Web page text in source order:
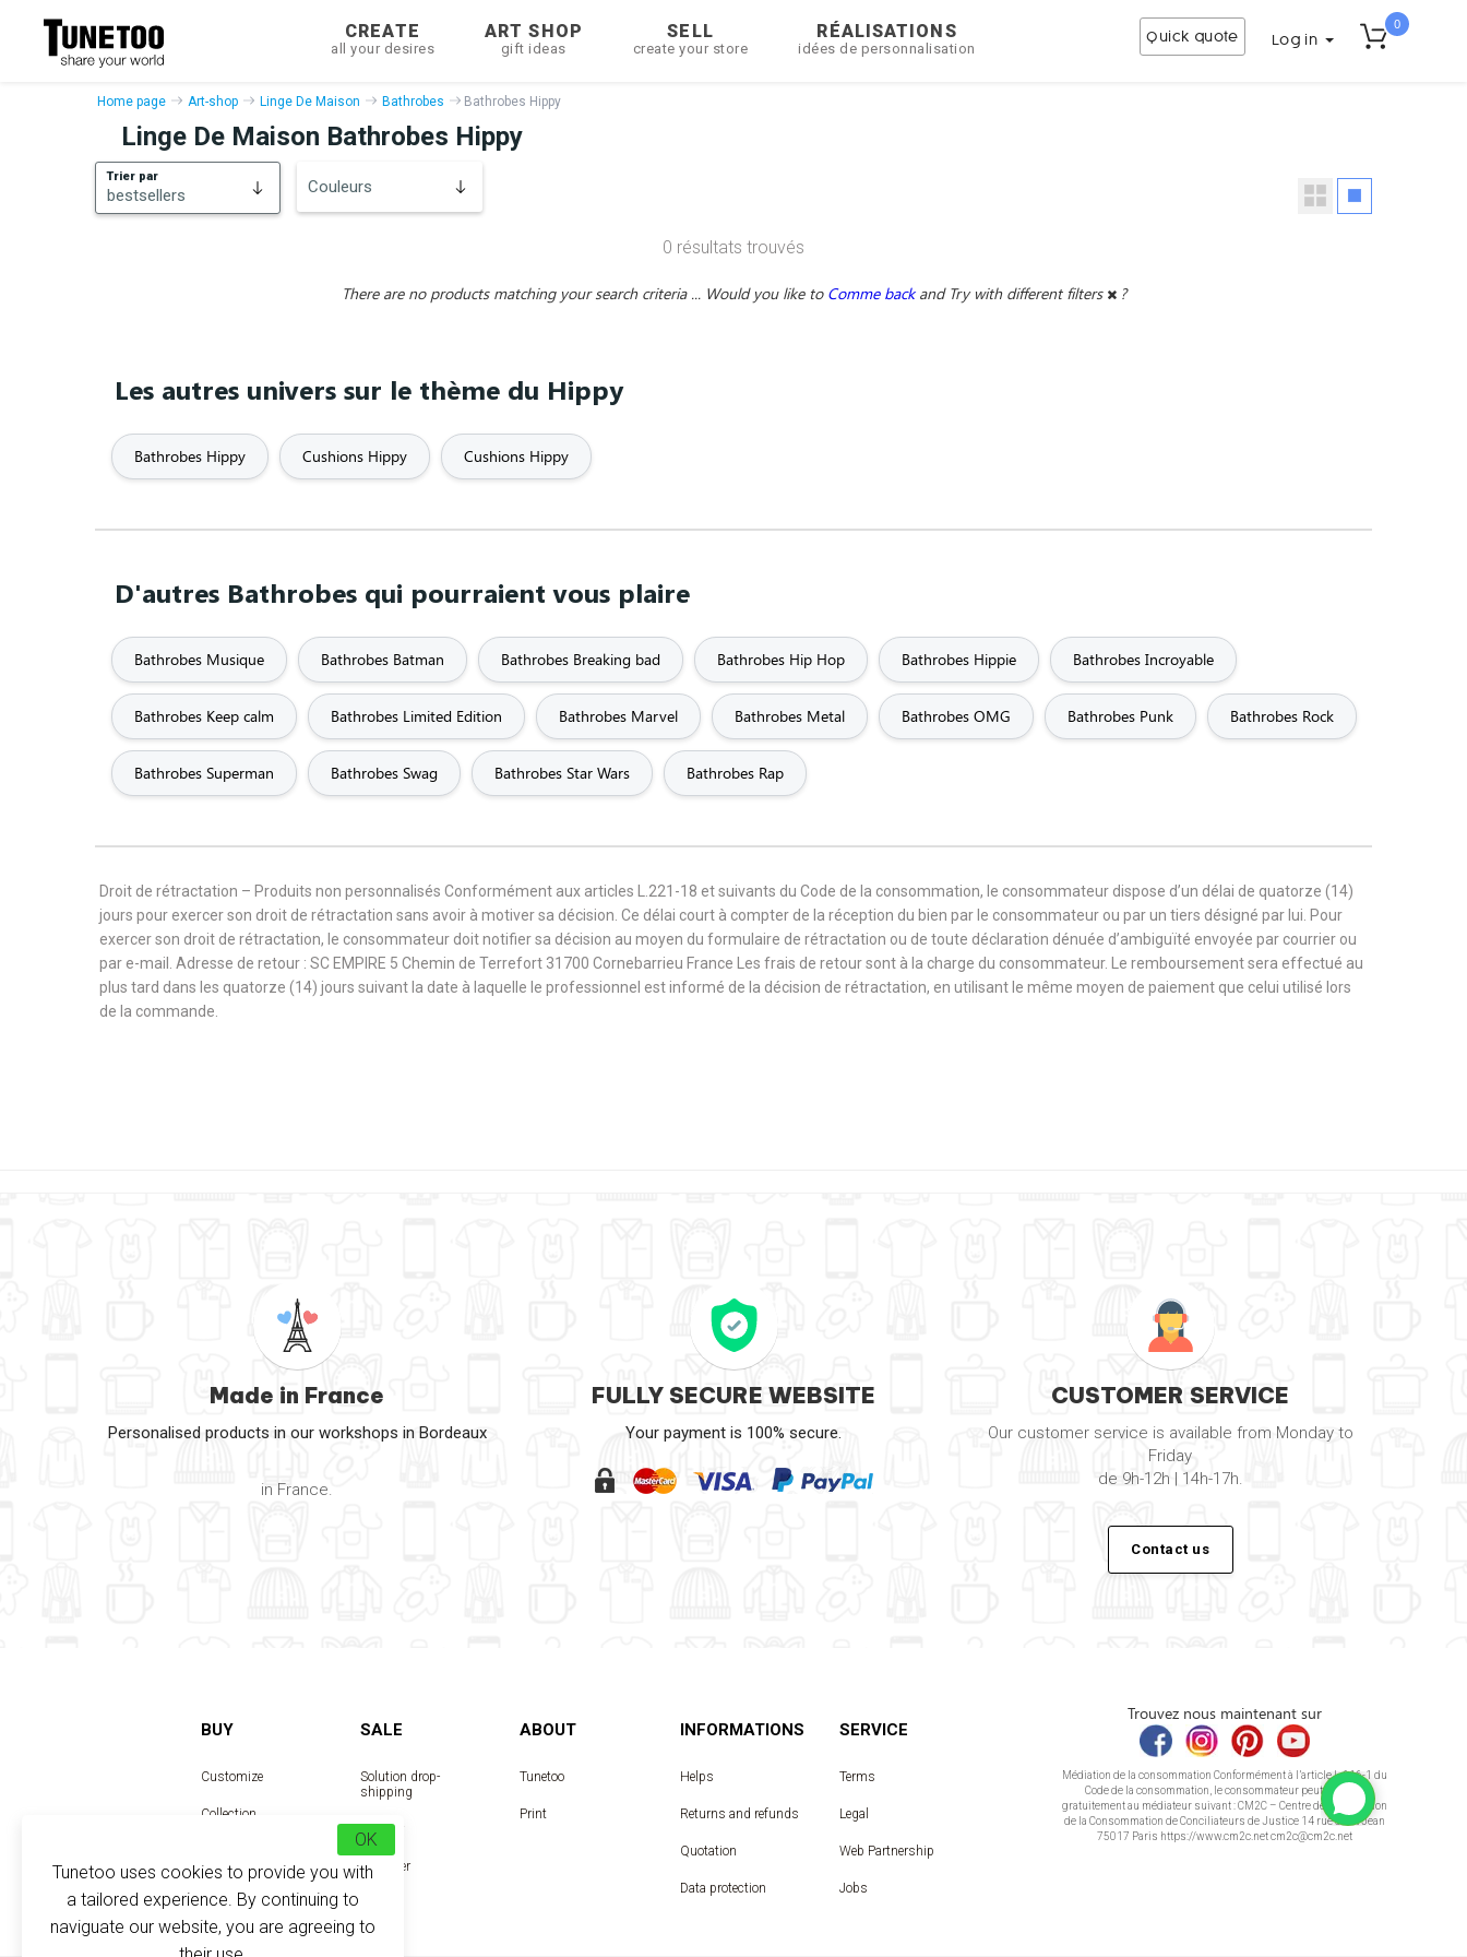
CREATE
all your desires
ART SHOP
gift ideas
SELL
create your store
RÉALISATIONS
idées de personnalisation
Quick quote Log in
0
Home page Art-shop Linge De Maison Bathrobes Bathrobes Hippy
Linge De Maison Bathrobes Hippy
Trier par
bestsellers Couleurs
0 résultats trouvés
There are no products matching your search criteria ... Would you like to Comme back and Try with different filters ?
Les autres univers sur le thème du Hippy
Bathrobes Hippy Cushions Hippy Cushions Hippy
D'autres Bathrobes qui pourraient vous plaire
Bathrobes Musique Bathrobes Batman Bathrobes Breaking bad Bathrobes Hip Hop Bathrobes Hippie Bathrobes Incroyable
Bathrobes Keep calm Bathrobes Limited Edition Bathrobes Marvel Bathrobes Metal Bathrobes OMG Bathrobes Punk Bathrobes Rock
Bathrobes Superman Bathrobes Swag Bathrobes Star Wars Bathrobes Rap
Droit de rétractation – Produits non personnalisés Conformément aux articles L.221-18 et suivants du Code de la consommation, le consommateur dispose d’un délai de quatorze (14)
jours pour exercer son droit de rétractation sans avoir à motiver sa décision. Ce délai court à compter de la réception du bien par le consommateur ou par un tiers désigné par lui. Pour
exercer son droit de rétractation, le consommateur doit notifier sa décision au moyen du formulaire de rétractation ou de toute déclaration dénuée d’ambiguïté envoyée par courrier ou
par e-mail. Adresse de retour : SC EMPIRE 5 Chemin de Terrefort 31700 Cornebarrieu France Les frais de retour sont à la charge du consommateur. Le remboursement sera effectué au
plus tard dans les quatorze (14) jours suivant la date à laquelle le professionnel est informé de la décision de rétractation, en utilisant le même moyen de paiement que celui utilisé lors
de la commande.
Made in France
Personalised products in our workshops in Bordeaux
in France.
FULLY SECURE WEBSITE
Your payment is 100% secure.
CUSTOMER SERVICE
Our customer service is available from Monday to
Friday
de 9h-12h | 14h-17h.
Contact us
BUY
Customize
Collection
SALE
Solution drop-
shipping
Reseller
Designer
ABOUT
Tunetoo
Print
INFORMATIONS
Helps
Returns and refunds
Quotation
Data protection
SERVICE
Terms
Legal
Web Partnership
Jobs
Trouvez nous maintenant sur
Médiation de la consommation Conformément à l’article L.616-1 du
Code de la consommation, le consommateur peut recourir
gratuitement au médiateur suivant : CM2C – Centre de la Médiation
de la Consommation de Conciliateurs de Justice 14 rue Saint Jean
75017 Paris https://www.cm2c.net cm2c@cm2c.net
Tunetoo uses cookies to provide you with
a tailored experience. By continuing to
naviguate our website, you are agreeing to
OK